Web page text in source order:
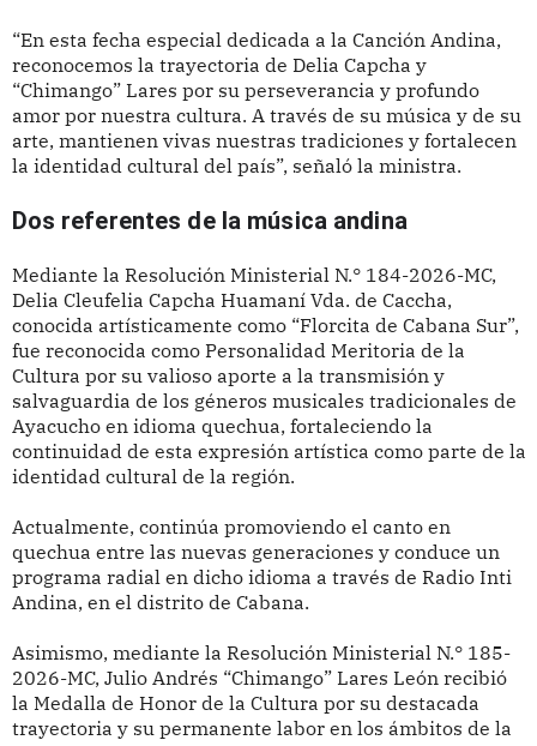
“En esta fecha especial dedicada a la Canción Andina,
reconocemos la trayectoria de Delia Capcha y
“Chimango” Lares por su perseverancia y profundo
amor por nuestra cultura. A través de su música y de su
arte, mantienen vivas nuestras tradiciones y fortalecen
la identidad cultural del país”, señaló la ministra.
Dos referentes de la música andina
Mediante la Resolución Ministerial N.° 184-2026-MC,
Delia Cleufelia Capcha Huamaní Vda. de Caccha,
conocida artísticamente como “Florcita de Cabana Sur”,
fue reconocida como Personalidad Meritoria de la
Cultura por su valioso aporte a la transmisión y
salvaguardia de los géneros musicales tradicionales de
Ayacucho en idioma quechua, fortaleciendo la
continuidad de esta expresión artística como parte de la
identidad cultural de la región.
Actualmente, continúa promoviendo el canto en
quechua entre las nuevas generaciones y conduce un
programa radial en dicho idioma a través de Radio Inti
Andina, en el distrito de Cabana.
Asimismo, mediante la Resolución Ministerial N.° 185-
2026-MC, Julio Andrés “Chimango” Lares León recibió
la Medalla de Honor de la Cultura por su destacada
trayectoria y su permanente labor en los ámbitos de la